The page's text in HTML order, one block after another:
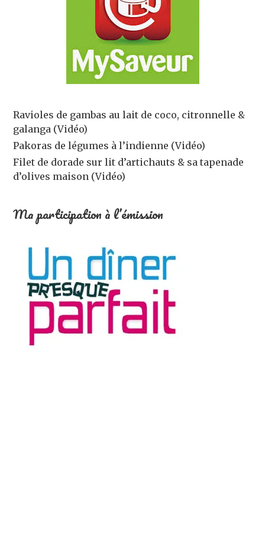
Ravioles de gambas au lait de coco, citronnelle &
galanga (Vidéo)
Pakoras de légumes à l’indienne (Vidéo)
Filet de dorade sur lit d’artichauts & sa tapenade
d’olives maison (Vidéo)
Ma participation à l’émission